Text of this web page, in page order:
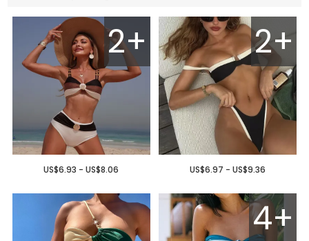
2+
US$6.93 - US$8.06
2+
US$6.97 - US$9.36
4+